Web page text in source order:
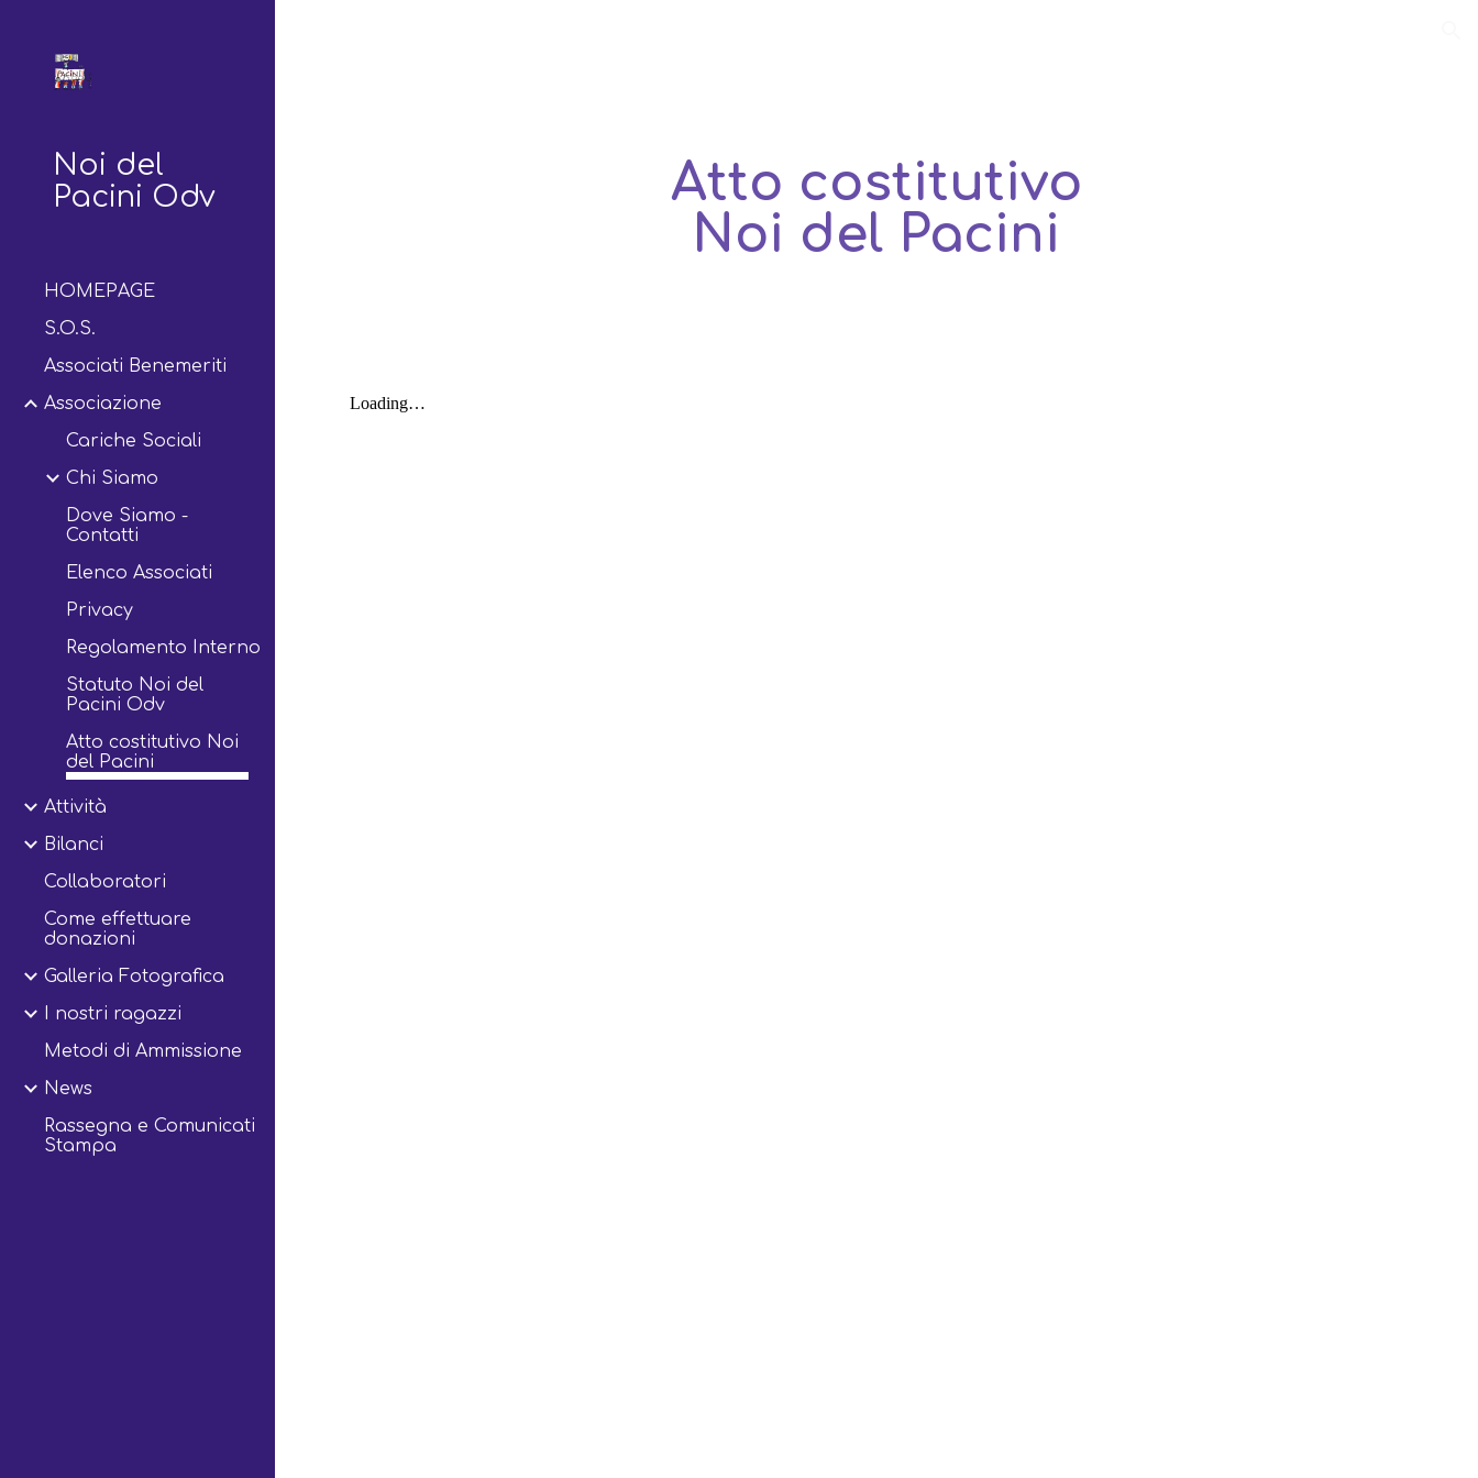
Noi del
Pacini Odv
HOMEPAGE
S.O.S.
Associati Benemeriti
Associazione
Cariche Sociali
Chi Siamo
Dove Siamo -
Contatti
Elenco Associati
Privacy
Regolamento Interno
Statuto Noi del
Pacini Odv
Atto costitutivo Noi
del Pacini
Attività
Bilanci
Collaboratori
Come effettuare
donazioni
Galleria Fotografica
I nostri ragazzi
Metodi di Ammissione
News
Rassegna e Comunicati
Stampa
Atto costitutivo
Noi del Pacini